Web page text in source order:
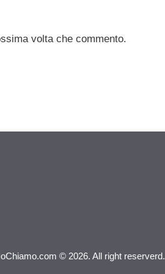
volta che commento.
© 2026. All right reserverd.